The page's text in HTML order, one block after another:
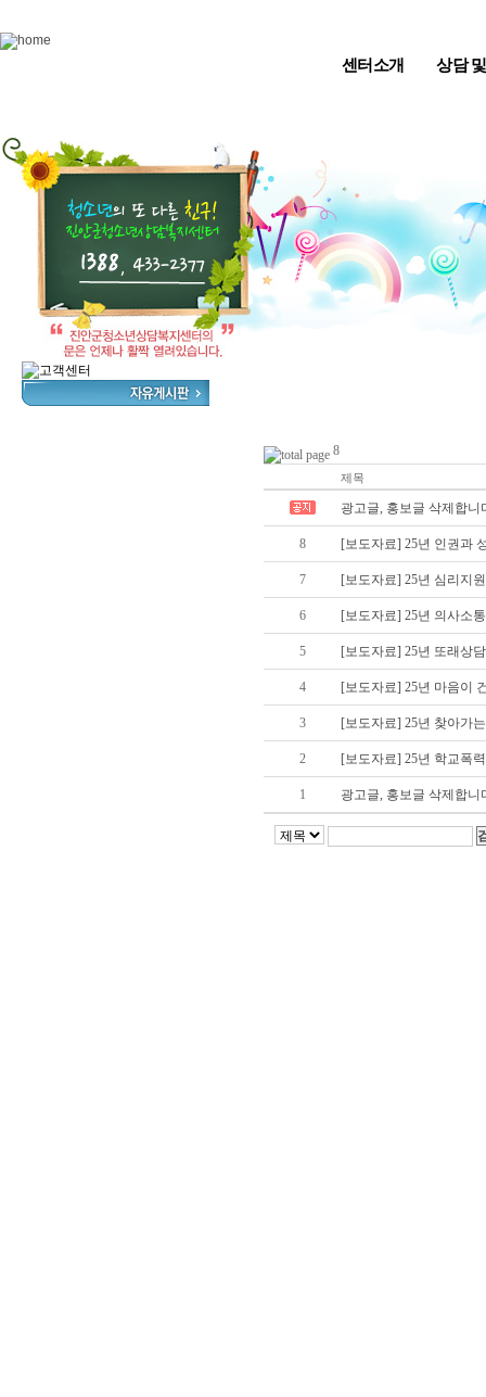
센터소개 상담
8
제목
광고글, 홍보글 삭제합
8 [보도자료] 25년 인권과
7 [보도자료] 25년 심리지
6 [보도자료] 25년 의사소
5 [보도자료] 25년 또래상
4 [보도자료] 25년 마음이
3 [보도자료] 25년 찾아가
2 [보도자료] 25년 학교폭
1 광고글, 홍보글 삭제합